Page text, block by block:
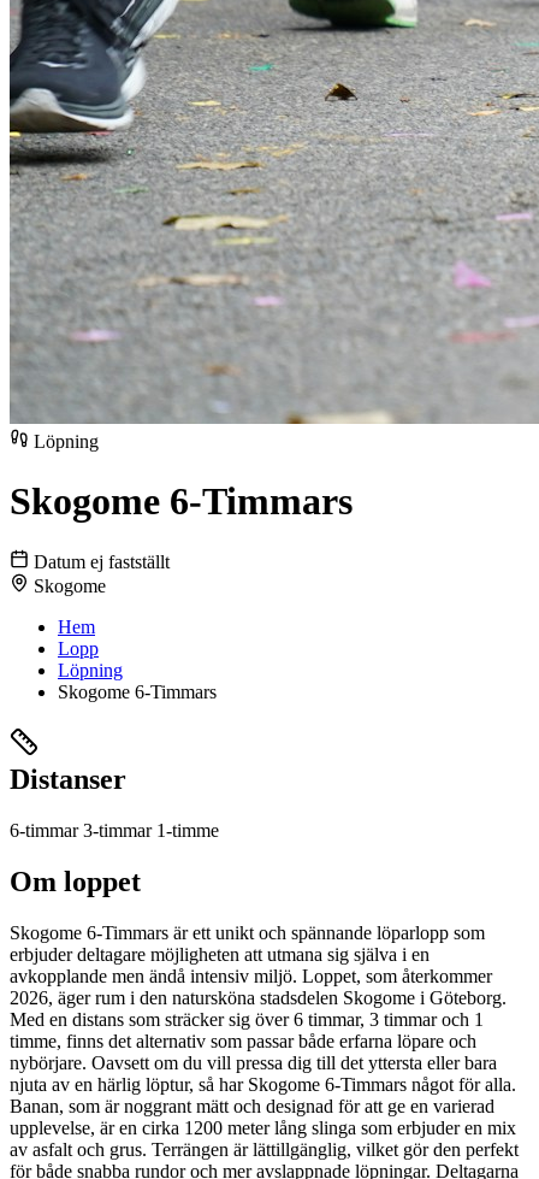
Löpning
Skogome 6-Timmars
Datum ej fastställt
Skogome
Hem
Lopp
Löpning
Skogome 6-Timmars
Distanser
6-timmar3-timmar 1-timme
Om loppet
Skogome 6-Timmars är ett unikt och spännande löparlopp som
erbjuder deltagare möjligheten att utmana sig själva i en
avkopplande men ändå intensiv miljö. Loppet, som återkommer
2026, äger rum i den natursköna stadsdelen Skogome i Göteborg.
Med en distans som sträcker sig över 6 timmar, 3 timmar och 1
timme, finns det alternativ som passar både erfarna löpare och
nybörjare. Oavsett om du vill pressa dig till det yttersta eller bara
njuta av en härlig löptur, så har Skogome 6-Timmars något för alla.
Banan, som är noggrant mätt och designad för att ge en varierad
upplevelse, är en cirka 1200 meter lång slinga som erbjuder en mix
av asfalt och grus. Terrängen är lättillgänglig, vilket gör den perfekt
för både snabba rundor och mer avslappnade löpningar. Deltagarna